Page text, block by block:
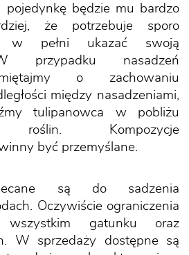
będzie mu bardzo
że potrzebuje sporo
w pełni ukazać swoją
przypadku nasadzeń
o zachowaniu
między nasadzeniami,
tulipanowca w pobliżu
roślin. Kompozycje
być przemyślane.
są do sadzenia
Oczywiście ograniczenia
wszystkim gatunku oraz
W sprzedaży dostępne są